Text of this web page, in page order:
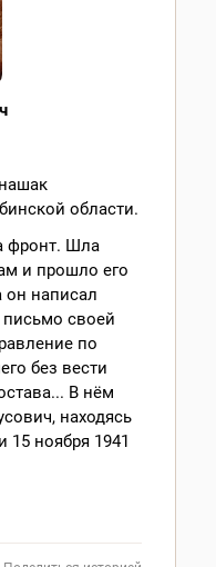
области.
фронт. Шла
и прошло его
он написал
своей
по
без вести
В нём
находясь
15 ноября 1941